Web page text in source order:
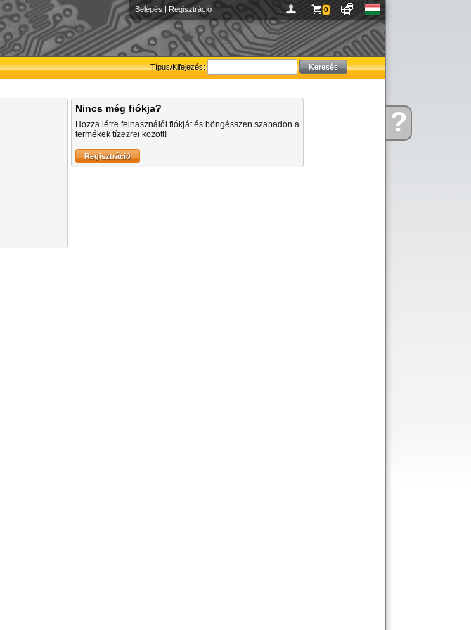
Kérdése?
Belépés | Regisztráció 0
Típus/Kifejezés:
Nincs még fiókja?
Hozza létre felhasználói fiókját és böngésszen szabadon a
termékek tízezrei között!